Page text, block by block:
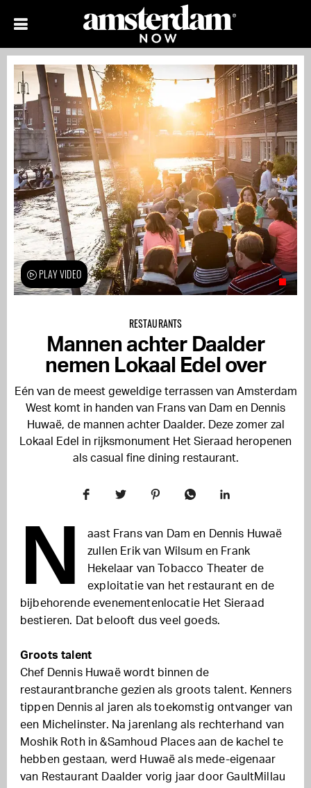
RESTAURANTS
Mannen achter Daalder
nemen Lokaal Edel over
Eén van de meest geweldige terrassen van Amsterdam
West komt in handen van Frans van Dam en Dennis
Huwaë, de mannen achter Daalder. Deze zomer zal
Lokaal Edel in rijksmonument Het Sieraad heropenen
als casual fine dining restaurant.
PLAY VIDEO
N
aast Frans van Dam en Dennis Huwaë
zullen Erik van Wilsum en Frank
Hekelaar van Tobacco Theater de
exploitatie van het restaurant en de
bijbehorende evenementenlocatie Het Sieraad
bestieren. Dat belooft dus veel goeds.
Groots talent
Chef Dennis Huwaë wordt binnen de
restaurantbranche gezien als groots talent. Kenners
tippen Dennis al jaren als toekomstig ontvanger van
een Michelinster. Na jarenlang als rechterhand van
Moshik Roth in &Samhoud Places aan de kachel te
hebben gestaan, werd Huwaë als mede-eigenaar
van Restaurant Daalder vorig jaar door GaultMillau